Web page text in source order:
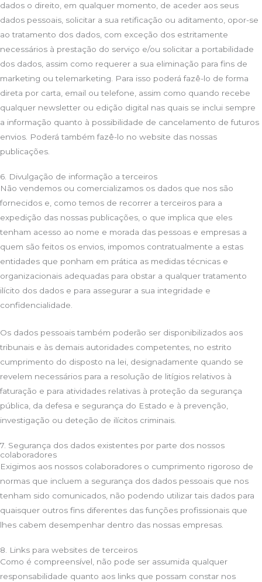
dados o direito, em qualquer momento, de aceder aos seus
dados pessoais, solicitar a sua retificação ou aditamento, opor-se
ao tratamento dos dados, com exceção dos estritamente
necessários à prestação do serviço e/ou solicitar a portabilidade
dos dados, assim como requerer a sua eliminação para fins de
marketing ou telemarketing. Para isso poderá fazê-lo de forma
direta por carta, email ou telefone, assim como quando recebe
qualquer newsletter ou edição digital nas quais se inclui sempre
a informação quanto à possibilidade de cancelamento de futuros
envios. Poderá também fazê-lo no website das nossas
publicações.
6. Divulgação de informação a terceiros
Não vendemos ou comercializamos os dados que nos são
fornecidos e, como temos de recorrer a terceiros para a
expedição das nossas publicações, o que implica que eles
tenham acesso ao nome e morada das pessoas e empresas a
quem são feitos os envios, impomos contratualmente a estas
entidades que ponham em prática as medidas técnicas e
organizacionais adequadas para obstar a qualquer tratamento
ilícito dos dados e para assegurar a sua integridade e
confidencialidade.
Os dados pessoais também poderão ser disponibilizados aos
tribunais e às demais autoridades competentes, no estrito
cumprimento do disposto na lei, designadamente quando se
revelem necessários para a resolução de litígios relativos à
faturação e para atividades relativas à proteção da segurança
pública, da defesa e segurança do Estado e à prevenção,
investigação ou deteção de ilícitos criminais.
7. Segurança dos dados existentes por parte dos nossos
colaboradores
Exigimos aos nossos colaboradores o cumprimento rigoroso de
normas que incluem a segurança dos dados pessoais que nos
tenham sido comunicados, não podendo utilizar tais dados para
quaisquer outros fins diferentes das funções profissionais que
lhes cabem desempenhar dentro das nossas empresas.
8. Links para websites de terceiros
Como é compreensível, não pode ser assumida qualquer
responsabilidade quanto aos links que possam constar nos